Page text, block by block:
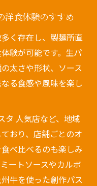
の絶妙な融合
洋食の楽しみ方
生パスタの楽し
洋食生パスタの
のおすすめポイ
験する洋食ランチ
ルメ観光の楽しみ
洋食体験のすすめ
く存在し、製麺所直
験が可能です。生パ
太さや形状、ソース
る食感や風味を楽し
タ 人気店など、地域
おり、店舗ごとのオ
べ比べるのも楽しみ
ートソースやカルボ
牛を使った創作パス